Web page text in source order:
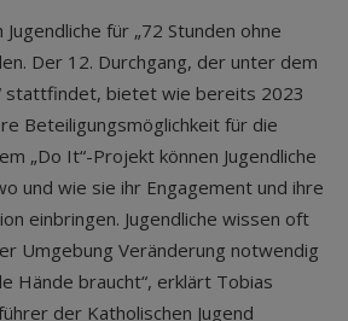
für „72 Stunden ohne
Der 12. Durchgang, der unter dem
stattfindet, bietet wie bereits 2023
Beteiligungsmöglichkeit für die
„Do It“-Projekt können Jugendliche
und wie sie ihr Engagement und ihre
einbringen. Jugendliche wissen oft
Umgebung Veränderung notwendig
Hände braucht“, erklärt Tobias
der Katholischen Jugend